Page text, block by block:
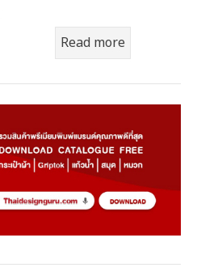
Read more